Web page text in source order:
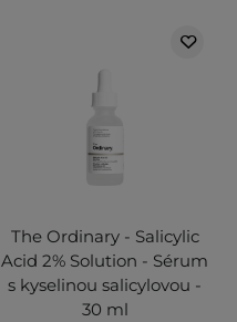
The Ordinary - Salicylic
Acid 2% Solution - Sérum
s kyselinou salicylovou -
30 ml